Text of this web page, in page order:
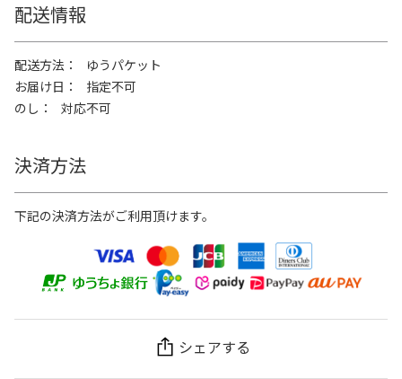
配送情報
配送方法
ゆうパケット
お届け日
指定不可
のし
対応不可
決済方法
下記の決済方法がご利用頂けます。
シェアする